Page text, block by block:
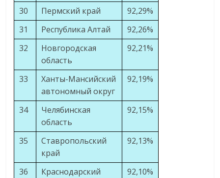
30 Пермский край
92,29%
31
Республика Алтай
92,26%
32
Новгородская
область
92,21%
33
Ханты-Мансийский
автономный округ
92,19%
34
Челябинская
область
92,15%
35
Ставропольский
край
92,13%
36
Краснодарский
92,10%